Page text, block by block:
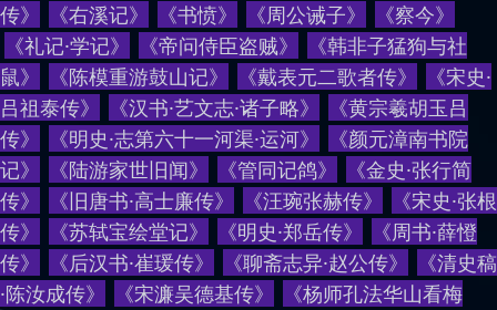
传》 《右溪记》 《书愤》 《周公诫子》 《察今》
《礼记·学记》 《帝问侍臣盗贼》 《韩非子猛狗与社
鼠》 《陈模重游鼓山记》 《戴表元二歌者传》 《宋史·
吕祖泰传》 《汉书·艺文志·诸子略》 《黄宗羲胡玉吕
传》 《明史·志第六十一河渠·运河》 《颜元漳南书院
记》 《陆游家世旧闻》 《管同记鸽》 《金史·张行简
传》 《旧唐书·高士廉传》 《汪琬张赫传》 《宋史·张根
传》 《苏轼宝绘堂记》 《明史·郑岳传》 《周书·薛憕
传》 《后汉书·崔瑗传》 《聊斋志异·赵公传》 《清史稿
·陈汝成传》 《宋濂吴德基传》 《杨师孔法华山看梅